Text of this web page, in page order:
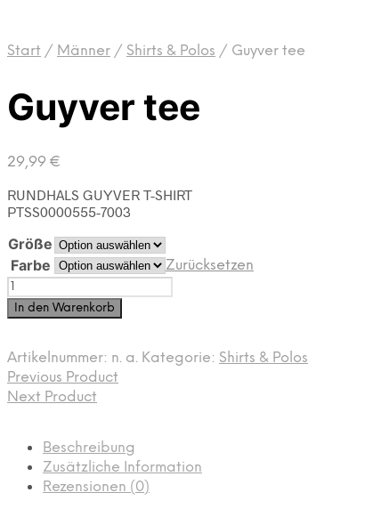
Start / Männer / Shirts & Polos / Guyver tee
Guyver tee
29,99 €
RUNDHALS GUYVER T-SHIRT
PTSS0000555-7003
Größe
Farbe
Zurücksetzen
Guyver
tee
Menge
In den Warenkorb
Artikelnummer: n. a. Kategorie: Shirts & Polos
Previous Product
Next Product
Beschreibung
Zusätzliche Information
Rezensionen (0)